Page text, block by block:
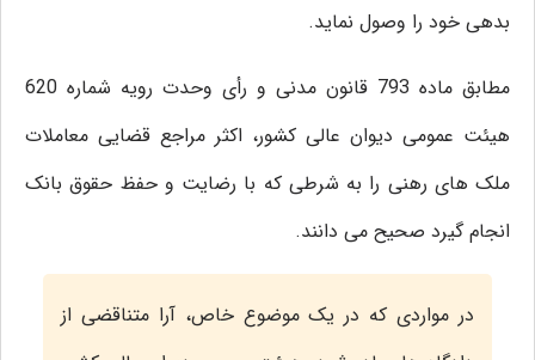
بدهی خود را وصول نماید.
مطابق ماده 793 قانون مدنی و رأی وحدت رویه شماره 620
هیئت عمومی دیوان عالی کشور، اکثر مراجع قضایی معاملات
ملک های رهنی را به شرطی که با رضایت و حفظ حقوق بانک
انجام گیرد صحیح می دانند.
در مواردی که در یک موضوع خاص، آرا متناقضی از